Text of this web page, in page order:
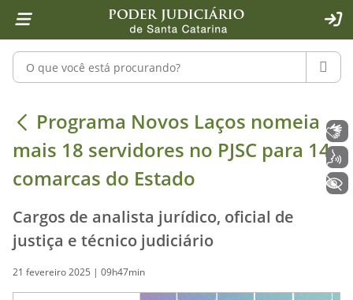
1 Ir para o conteúdo
2 Ir para a ferramenta de acessibilidade - Rybená
4 Ir para o menu principal
5 Ir para a pesquisa
6 Ir para o rodapé
7 Ir para a página inicial
Pesquisar no portal
Programa Novos Laços nomeia
Programa Novos Laços nomeia
mais 18 servidores no PJSC para 14
comarcas do Estado
Cargos de analista jurídico, oficial de
justiça e técnico judiciário
21 fevereiro 2025 | 09h47min
Libras
Voz